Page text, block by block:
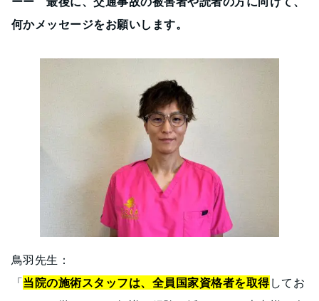
何かメッセージをお願いします。
鳥羽先生：
「当院の施術スタッフは、全員国家資格者を取得してお